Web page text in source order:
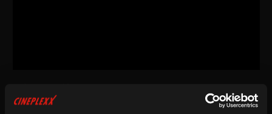
Empfohlen ab 18 Jahren